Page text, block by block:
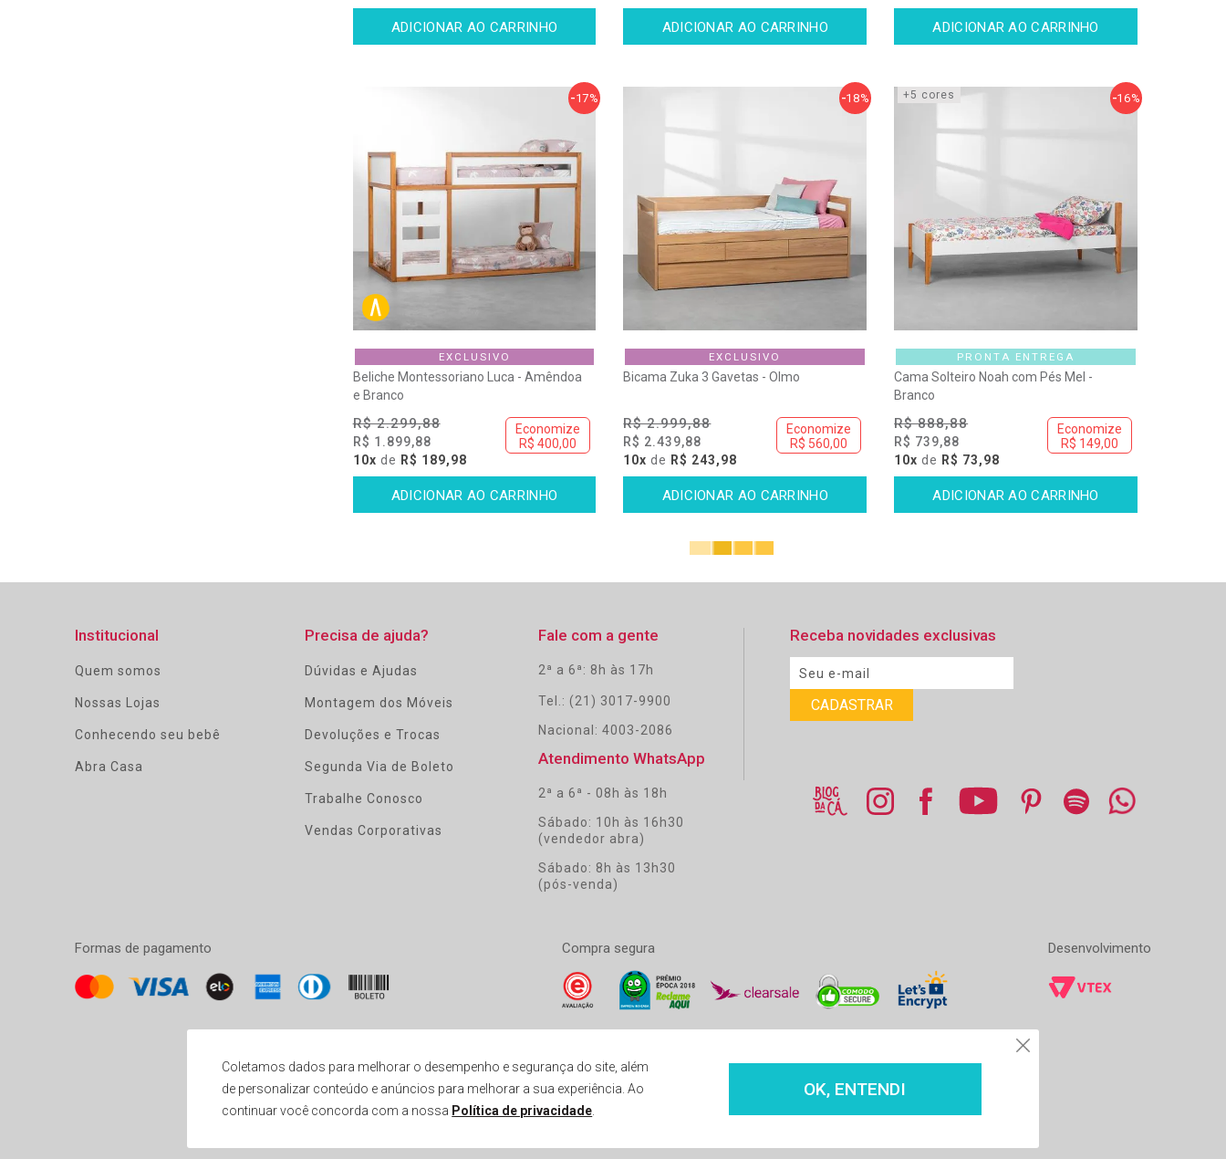
17%
EXCLUSIVO
Beliche Montessoriano Luca - Amêndoa
e Branco
R$ 2.299,88
R$ 1.899,88
Economize
R$ 400,00
10x de R$ 189,98
18%
EXCLUSIVO
Bicama Zuka 3 Gavetas - Olmo
R$ 2.999,88
R$ 2.439,88
Economize
R$ 560,00
10x de R$ 243,98
16%
+5 cores
PRONTA ENTREGA
Cama Solteiro Noah com Pés Mel -
Branco
R$ 888,88
R$ 739,88
Economize
R$ 149,00
10x de R$ 73,98
Institucional
Quem somos
Nossas Lojas
Conhecendo seu bebê
Abra Casa
Precisa de ajuda?
Dúvidas e Ajudas
Montagem dos Móveis
Devoluções e Trocas
Segunda Via de Boleto
Trabalhe Conosco
Vendas Corporativas
Fale com a gente
2ª a 6ª: 8h às 17h
Tel.: (21) 3017-9900
Nacional: 4003-2086
Atendimento WhatsApp
2ª a 6ª - 08h às 18h
Sábado: 10h às 16h30
(vendedor abra)
Sábado: 8h às 13h30
(pós-venda)
Receba novidades exclusivas
Formas de pagamento Compra segura Desenvolvimento
Preços exclusivos para compras através da loja virtual. Entrega do pedido condicionada a disponibilidade em nosso estoque.
Coletamos dados para melhorar o desempenho e segurança do site, além
de personalizar conteúdo e anúncios para melhorar a sua experiência. Ao
continuar você concorda com a nossa Política de privacidade
OK, ENTENDI